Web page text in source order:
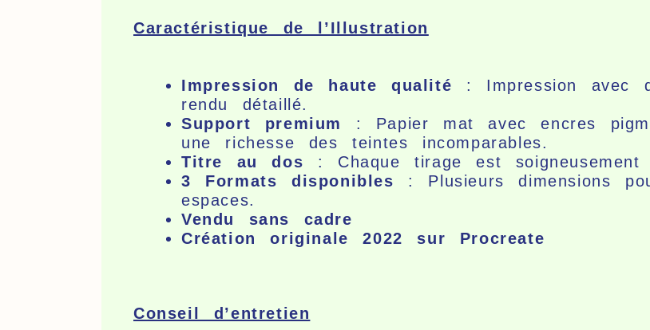
Caractéristique de l’Illustration
Impression de haute qualité : Impression avec
rendu détaillé.
Support premium
: Papier mat avec encres
une richesse des teintes incomparables.
Titre au dos : Chaque tirage est
3 Formats disponibles : Plusieurs dimensions
espaces.
Vendu sans cadre
Création originale 2022 sur Procreate
Conseil d’entretien